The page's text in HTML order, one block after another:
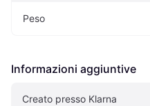
Peso
Informazioni aggiuntive
Creato presso Klarna